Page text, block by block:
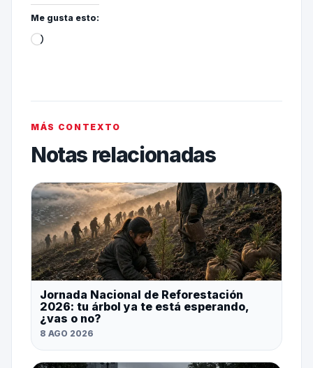
Me gusta esto:
MÁS CONTEXTO
Notas relacionadas
Jornada Nacional de Reforestación
2026: tu árbol ya te está esperando,
¿vas o no?
8 AGO 2026